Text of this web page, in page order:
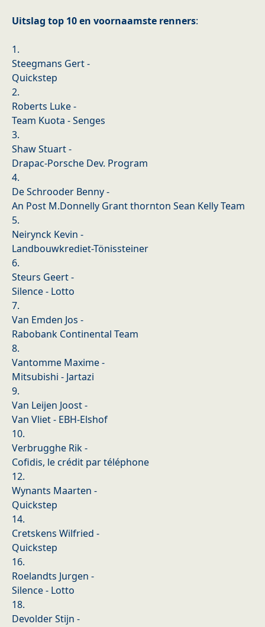
Uitslag top 10 en voornaamste renners:
1.
Steegmans Gert -
Quickstep
2.
Roberts Luke -
Team Kuota - Senges
3.
Shaw Stuart -
Drapac-Porsche Dev. Program
4.
De Schrooder Benny -
An Post M.Donnelly Grant thornton Sean Kelly Team
5.
Neirynck Kevin -
Landbouwkrediet-Tönissteiner
6.
Steurs Geert -
Silence - Lotto
7.
Van Emden Jos -
Rabobank Continental Team
8.
Vantomme Maxime -
Mitsubishi - Jartazi
9.
Van Leijen Joost -
Van Vliet - EBH-Elshof
10.
Verbrugghe Rik -
Cofidis, le crédit par téléphone
12.
Wynants Maarten -
Quickstep
14.
Cretskens Wilfried -
Quickstep
16.
Roelandts Jurgen -
Silence - Lotto
18.
Devolder Stijn -